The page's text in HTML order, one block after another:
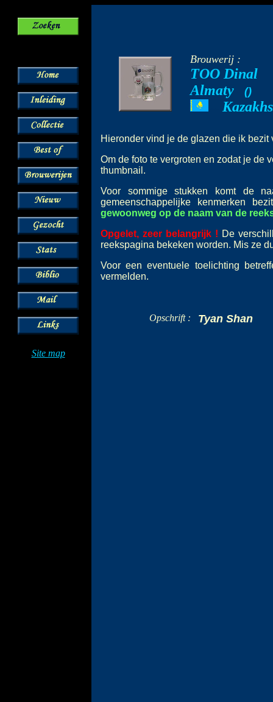
Site map
Brouwerij :
TOO Dinal
Almaty
()
Hieronder vind je de glazen die ik
Om de foto te vergroten en zodat je de
thumbnail.
Voor sommige stukken komt de
gemeenschappelijke kenmerken
gewoonweg op de naam van de
Opgelet, zeer belangrijk ! De
reekspagina bekeken worden. Mis ze
Voor een eventuele toelichting
vermelden.
Opschrift : Tyan Shan